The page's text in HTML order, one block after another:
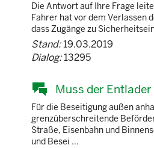
Die Antwort auf Ihre Frage
Fahrer hat vor dem Verlassen
dass Zugänge zu
Stand:19.03.2019
Dialog:13295
Muss der
Für die Beseitigung außen
grenzüberschreitende
Straße, Eisenbahn und
und Besei ...